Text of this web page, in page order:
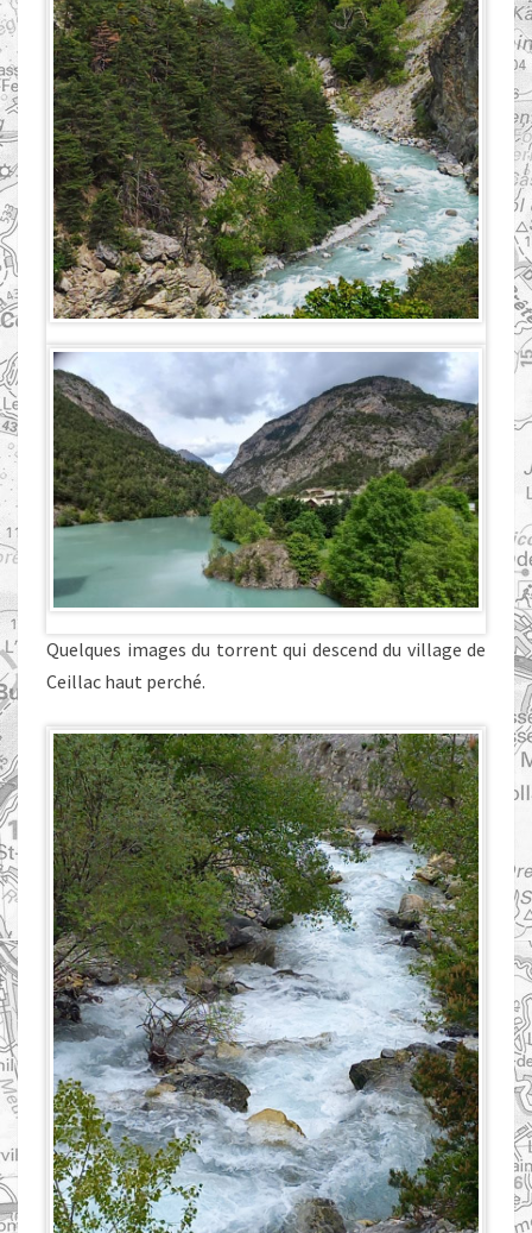
Quelques images du torrent qui descend du village de
Ceillac haut perché.